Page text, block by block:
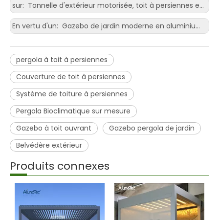
sur: Tonnelle d'extérieur motorisée, toit à persiennes en aluminium moderne, pergola bioclimatique, pare-soleil avec stores enrouleurs, porte en verre
En vertu d'un: Gazebo de jardin moderne en aluminium, ouverture électrique et fermeture du toit de pergola de patio
pergola à toit à persiennes
Couverture de toit à persiennes
Système de toiture à persiennes
Pergola Bioclimatique sur mesure
Gazebo à toit ouvrant
Gazebo pergola de jardin
Belvédère extérieur
Produits connexes